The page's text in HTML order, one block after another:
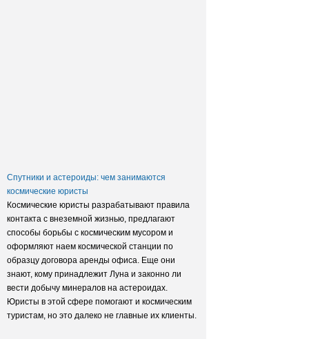
Спутники и астероиды: чем занимаются
космические юристы
Космические юристы разрабатывают правила
контакта с внеземной жизнью, предлагают
способы борьбы с космическим мусором и
оформляют наем космической станции по
образцу договора аренды офиса. Еще они
знают, кому принадлежит Луна и законно ли
вести добычу минералов на астероидах.
Юристы в этой сфере помогают и космическим
туристам, но это далеко не главные их клиенты.